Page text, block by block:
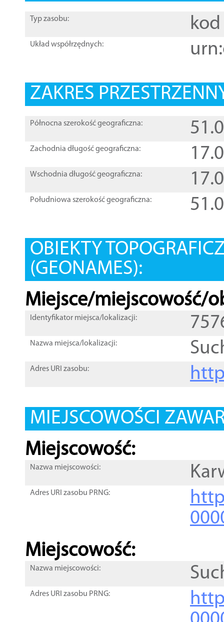
Typ zasobu: kod
Układ współrzędnych:
ZAKRES
Północna szerokość geograficzna:
Zachodnia długość geograficzna:
Wschodnia długość geograficzna:
Południowa szerokość geograficzna:
OBIEKTY
(GEONAMES):
Miejsce/miejscowość/
Identyfikator miejsca/lokalizacji:
Nazwa miejsca/lokalizacji:
Adres URI zasobu:
MIEJSCOWOŚCI
Miejscowość:
Nazwa miejscowości:
Adres URI zasobu PRNG:
Miejscowość:
Nazwa miejscowości:
Adres URI zasobu PRNG: